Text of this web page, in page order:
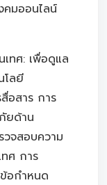
คมออนไลน์
เทศ: เพื่อดูแล
โลยี
อสาร การ
ยด้าน
วจสอบความ
ศ การ
อกำหนด